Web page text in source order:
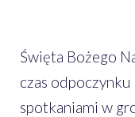
Święta Bożego
czas
spotkaniami w